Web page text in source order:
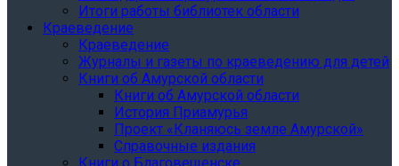
Итоги работы библиотек области
Краеведение
Краеведение
Журналы и газеты по краеведению для детей
Книги об Амурской области
Книги об Амурской области
История Приамурья
Проект «Кланяюсь земле Амурской»
Справочные издания